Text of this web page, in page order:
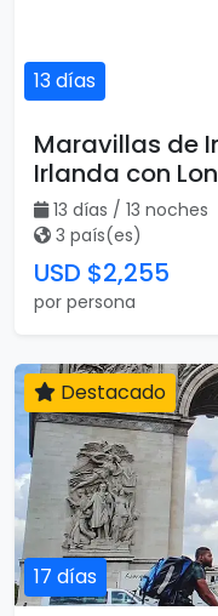
13 días
Maravillas de
Irlanda con
13 días / 13 noches
3 país(es)
USD $2,255
por persona
17 días
Destacado